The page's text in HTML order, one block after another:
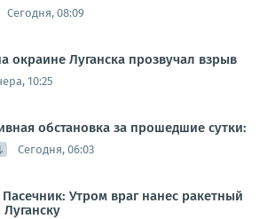
Сегодня, 08:09
окраине Луганска прозвучал взрыв
10:25
обстановка за прошедшие сутки:
Сегодня, 06:03
Утром враг нанес ракетный